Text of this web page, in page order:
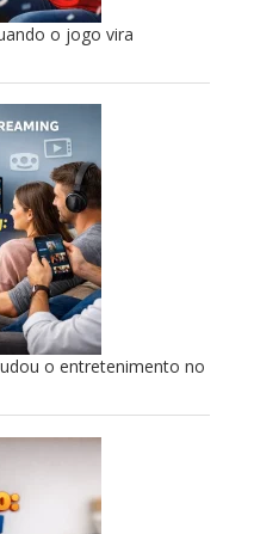
o jogo vira
o entretenimento no